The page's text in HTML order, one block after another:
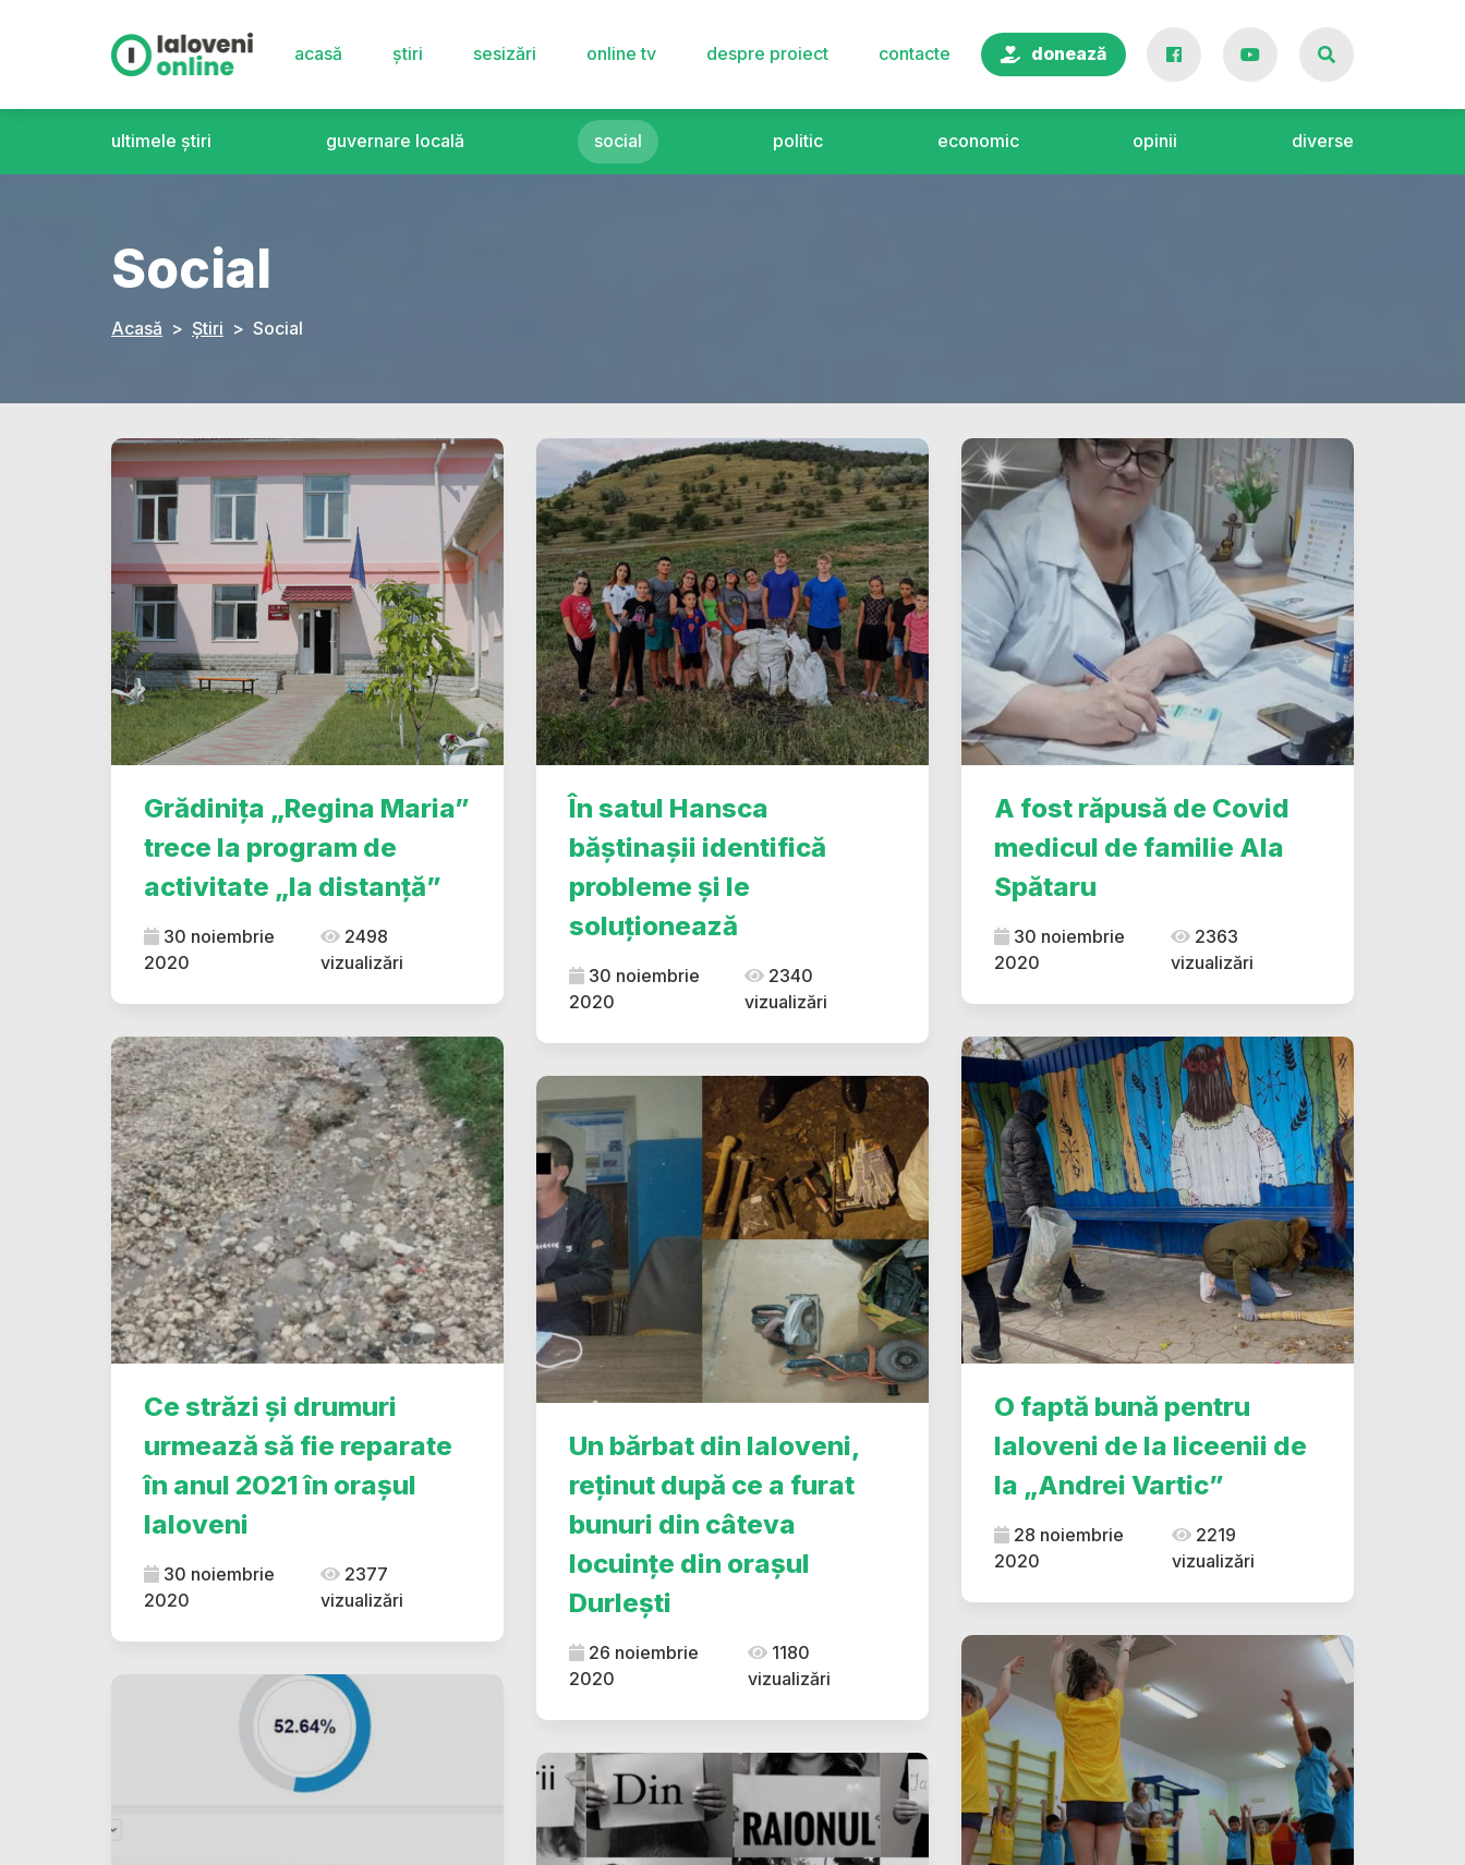
acasă știri sesizări online tv despre proiect contacte donează
ultimele știri guvernare locală social politic economic opinii diverse
Social
Acasă Știri Social
Grădinița „Regina Maria”
trece la program de
activitate „la distanță”
30 noiembrie
2020
2498
vizualizări
În satul Hansca
băștinașii identifică
probleme și le
soluționează
30 noiembrie
2020
2340
vizualizări
A fost răpusă de Covid
medicul de familie Ala
Spătaru
30 noiembrie
2020
2363
vizualizări
Ce străzi și drumuri
urmează să fie reparate
în anul 2021 în orașul
Ialoveni
30 noiembrie
2020
2377
vizualizări
O faptă bună pentru
Ialoveni de la liceenii de
la „Andrei Vartic”
28 noiembrie
2020
2219
vizualizări
Un bărbat din Ialoveni,
reținut după ce a furat
bunuri din câteva
locuințe din orașul
Durlești
26 noiembrie
2020
1180
vizualizări